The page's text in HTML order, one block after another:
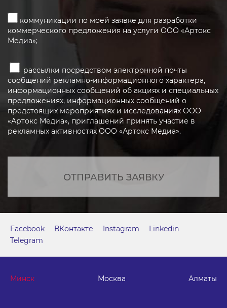
коммуникации по моей заявке для разработки
коммерческого предложения на услуги ООО «Артокс
Медиа»;
рассылки посредством электронной почты
сообщений рекламно-информационного характера,
информационных сообщений об акциях и специальных
предложениях, информационных сообщений о
предстоящих мероприятиях и исследованиях ООО
«Артокс Медиа», приглашений принять участие в
рекламных активностях ООО «Артокс Медиа».
ОТПРАВИТЬ ЗАЯВКУ
Минск Москва Алматы
Facebook ВКонтакте Instagram
Linkedin
Telegram